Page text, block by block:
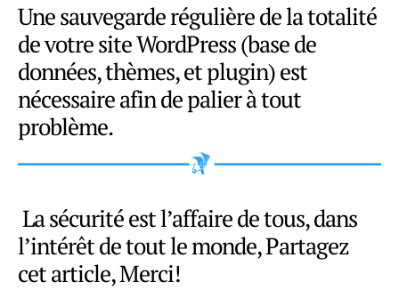
Une sauvegarde régulière de la totalité
de votre site WordPress (base de
données, thèmes, et plugin) est
nécessaire afin de palier à tout
problème.
La sécurité est l’affaire de tous, dans
l’intérêt de tout le monde, Partagez
cet article, Merci!